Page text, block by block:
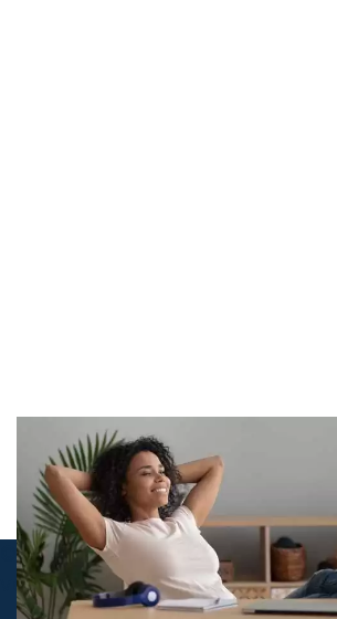
© airco-systemen.nl alle
voorbehouden